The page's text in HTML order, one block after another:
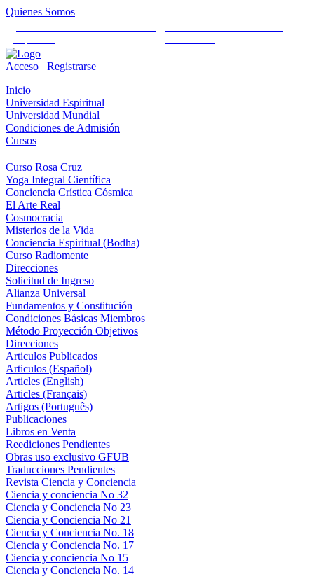
Quienes Somos
Acceso
Registrarse
Inicio
Universidad Espiritual
Universidad Mundial
Condiciones de Admisión
Cursos
Curso Rosa Cruz
Yoga Integral Científica
Conciencia Crística Cósmica
El Arte Real
Cosmocracia
Misterios de la Vida
Conciencia Espiritual (Bodha)
Curso Radiomente
Direcciones
Solicitud de Ingreso
Alianza Universal
Fundamentos y Constitución
Condiciones Básicas Miembros
Método Proyección Objetivos
Direcciones
Articulos Publicados
Articulos (Español)
Articles (English)
Articles (Français)
Artigos (Português)
Publicaciones
Libros en Venta
Reediciones Pendientes
Obras uso exclusivo GFUB
Traducciones Pendientes
Revista Ciencia y Conciencia
Ciencia y conciencia No 32
Ciencia y Conciencia No 23
Ciencia y Conciencia No 21
Ciencia y Conciencia No. 18
Ciencia y Conciencia No. 17
Ciencia y conciencia No 15
Ciencia y Conciencia No. 14